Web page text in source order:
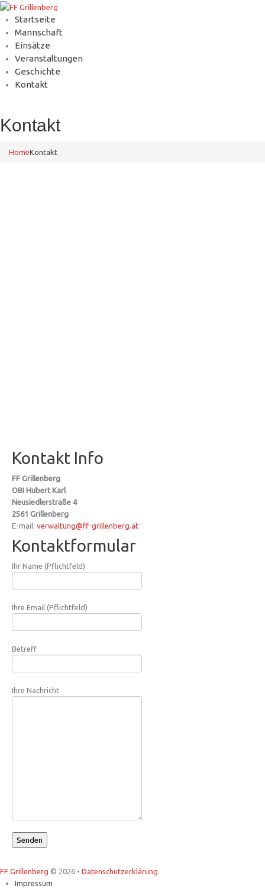
Startseite
Mannschaft
Einsätze
Veranstaltungen
Geschichte
Kontakt
Kontakt
HomeKontakt
Kontakt Info
FF Grillenberg
OBI Hubert Karl
Neusiedlerstraße 4
2561 Grillenberg
E-mail: verwaltung@ff-grillenberg.at
Kontaktformular
Ihr Name (Pflichtfeld)
Ihre Email (Pflichtfeld)
Betreff
Ihre Nachricht
FF Grillenberg © 2026 • Datenschutzerklärung
Impressum